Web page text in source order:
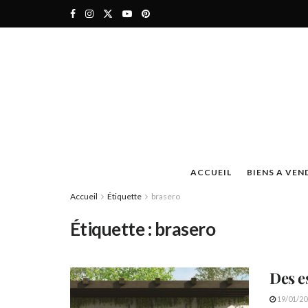
ACCUEIL BIENS A
Accueil Étiquette brasero
Étiquette : brasero
Des
19/01/